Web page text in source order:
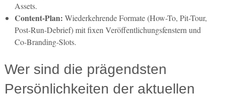
Assets.
Content-Plan: Wiederkehrende Formate (How-To, Pit-Tour,
Post-Run-Debrief) mit fixen Veröffentlichungsfenstern und
Co-Branding-Slots.
Wer sind die prägendsten
Persönlichkeiten der aktuellen